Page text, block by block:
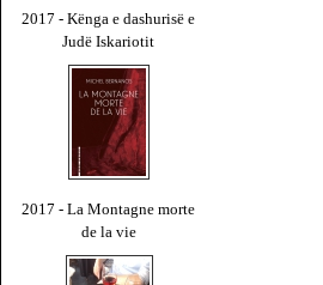
2017 - Kënga e dashurisë e
Judë Iskariotit
2017 - La Montagne morte
de la vie